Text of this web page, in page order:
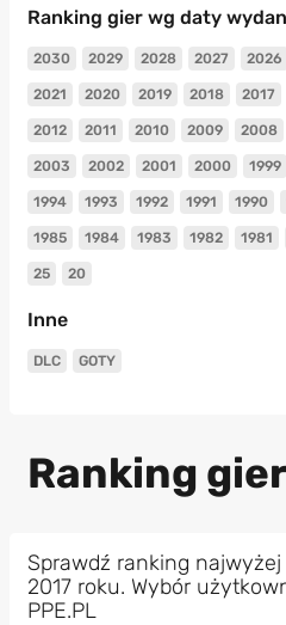
Ranking gier wg daty
2030 2029 2028 2027 2026
2021 2020 2019 2018 2017
2012 2011 2010 2009 2008
2003 2002 2001 2000 1999
1994 1993 1992 1991 1990
1985 1984 1983 1982 1981
25 20
Inne
DLC GOTY
Ranking
Sprawdź ranking
2017 roku. Wybór
PPE.PL